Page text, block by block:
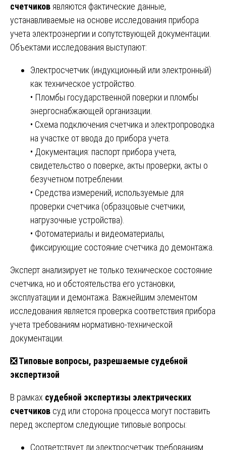
счетчиков являются фактические данные,
устанавливаемые на основе исследования прибора
учета электроэнергии и сопутствующей документации.
Объектами исследования выступают:
Электросчетчик (индукционный или электронный)
как техническое устройство.
• Пломбы государственной поверки и пломбы
энергоснабжающей организации.
• Схема подключения счетчика и электропроводка
на участке от ввода до прибора учета.
• Документация: паспорт прибора учета,
свидетельство о поверке, акты проверки, акты о
безучетном потреблении.
• Средства измерений, используемые для
проверки счетчика (образцовые счетчики,
нагрузочные устройства).
• Фотоматериалы и видеоматериалы,
фиксирующие состояние счетчика до демонтажа.
Эксперт анализирует не только техническое состояние
счетчика, но и обстоятельства его установки,
эксплуатации и демонтажа. Важнейшим элементом
исследования является проверка соответствия прибора
учета требованиям нормативно-технической
документации.
❎Типовые вопросы, разрешаемые судебной
экспертизой
В рамках судебной экспертизы электрических
счетчиков суд или сторона процесса могут поставить
перед экспертом следующие типовые вопросы:
Соответствует ли электросчетчик требованиям